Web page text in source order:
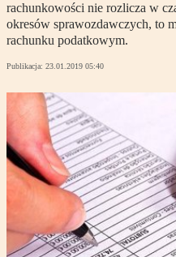
rachunkowości nie rozlicza w
okresów sprawozdawczych, to
rachunku podatkowym.
Publikacja: 23.01.2019 05:40